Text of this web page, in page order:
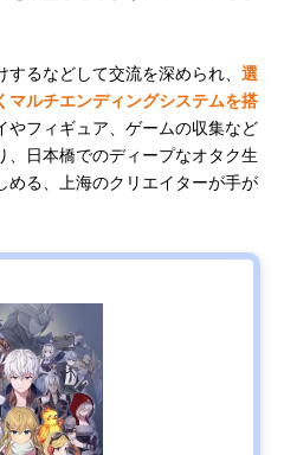
るなどして交流を深められ、 選
マルチエンディングシステムを搭
やフィギュア、ゲームの収集など
、日本橋でのディープなオタク生
める、上海のクリエイターが手が